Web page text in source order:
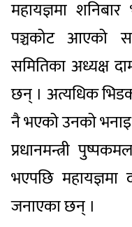
महायज्ञमा
पञ्चकोट आएको
समितिका अध्यक्ष
छन् । अत्यधिक
नै भएको उनको
प्रधानमन्त्री
भएपछि महायज्ञमा
जनाएका छन् ।